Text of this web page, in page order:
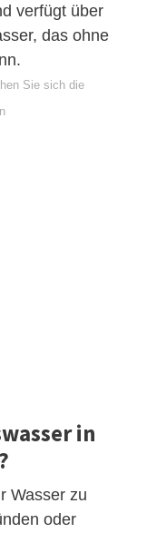
verfügt über
das ohne
Sie sich die
in
Wasser zu
oder